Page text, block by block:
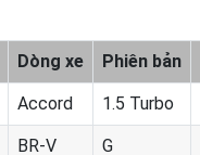
Dòng xe Phiên bản
Accord 1.5 Turbo
BR-V G